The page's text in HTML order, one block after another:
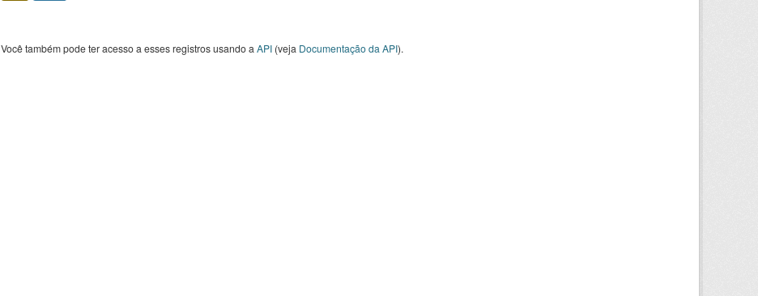
Você também pode ter acesso a esses registros usando a API(veja Documentação da API).